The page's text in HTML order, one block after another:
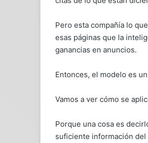
Pero esta compañía lo
esas páginas que la
ganancias en anuncios.
Entonces, el modelo es
Vamos a ver cómo se
Porque una cosa es
suficiente información del